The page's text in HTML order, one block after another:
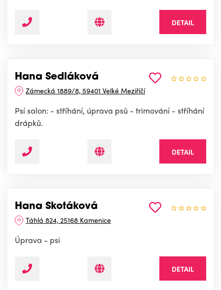
DETAIL
Hana Sedláková
Zámecká 1889/8, 59401 Velké Meziříčí
Psí salon: - stříhání, úprava psů - trimování - stříhání
drápků.
DETAIL
Hana Skotáková
Táhlá 824, 25168 Kamenice
Úprava - psi
DETAIL